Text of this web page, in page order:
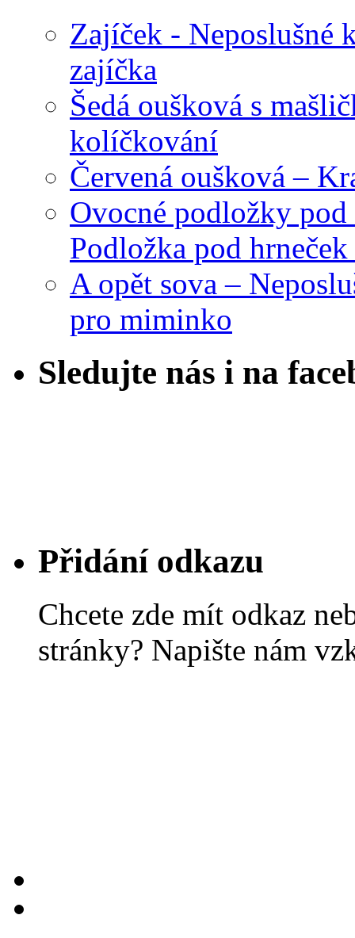
Zajíček - Neposlušné
zajíčka
Šedá oušková s
kolíčkování
Červená oušková –
Ovocné podložky
Podložka pod
A opět sova –
pro miminko
Sledujte nás i na
Přidání odkazu
Chcete zde mít odkaz
stránky? Napište nám